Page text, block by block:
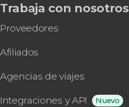
Trabaja con nosotros
Proveedores
Afiliados
Agencias de viajes
Integraciones y API Nuevo